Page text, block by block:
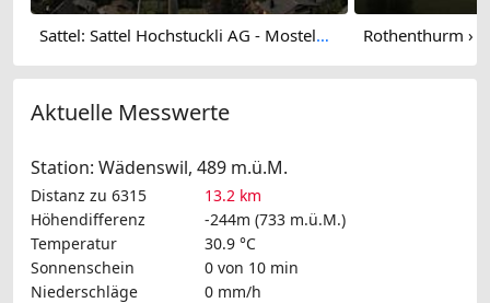
Sattel: Sattel Hochstuckli AG - Mostelberg - Hochstuckli - Lake Ägeri
Aktuelle Messwerte
Station: Wädenswil, 489 m.ü.M.
Distanz zu 6315
13.2 km
Höhendifferenz
-244m (733 m.ü.M.)
Temperatur
30.9 °C
Sonnenschein
0 von 10 min
Niederschläge
0 mm/h